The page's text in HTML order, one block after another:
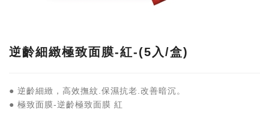
逆齡細緻極致面膜-紅-(5入/盒)
● 逆齡細緻，高效撫紋.保濕抗老.改善暗沉。
● 極致面膜-逆齡極致面膜 紅